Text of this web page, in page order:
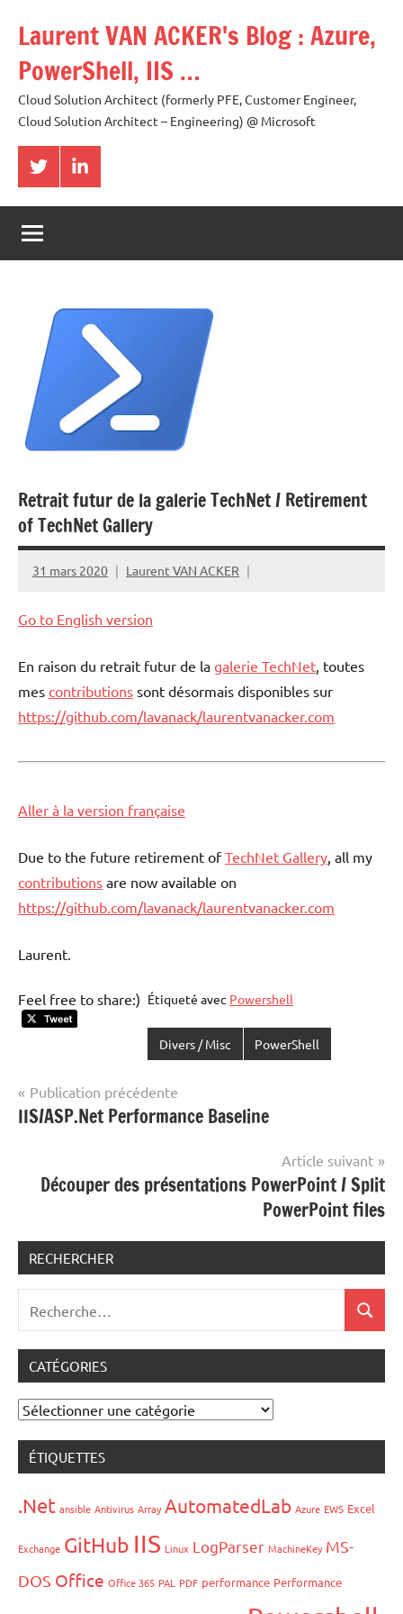
contenu
Laurent VAN ACKER's Blog : Azure,
PowerShell, IIS …
Cloud Solution Architect (formerly PFE, Customer Engineer,
Cloud Solution Architect – Engineering) @ Microsoft
TwitterLinkedIn
Retrait futur de la galerie TechNet / Retirement
of TechNet Gallery
31 mars 2020 Laurent VAN ACKER
Go to English version
En raison du retrait futur de la galerie TechNet , toutes
mes contributions sont désormais disponibles sur
https://github.com/lavanack/laurentvanacker.com
Aller à la version française
Due to the future retirement ofTechNet Gallery , all my
contributions are now available on
https://github.com/lavanack/laurentvanacker.com
Laurent.
Feel free to share:) Étiqueté avec Powershell
Divers / Misc PowerShell
Navigation
de
Publication précédente
IIS/ASP.Net Performance Baseline
Article suivant
Découper des présentations PowerPoint / Split
PowerPoint files
RECHERCHER
pour
:
CATÉGORIES
Catégories
ÉTIQUETTES
.Net ansible Antivirus Array AutomatedLab Azure EWS Excel
Exchange GitHub IIS Linux LogParser MachineKey MS-
DOS Office Office 365 PAL PDF performance Performance